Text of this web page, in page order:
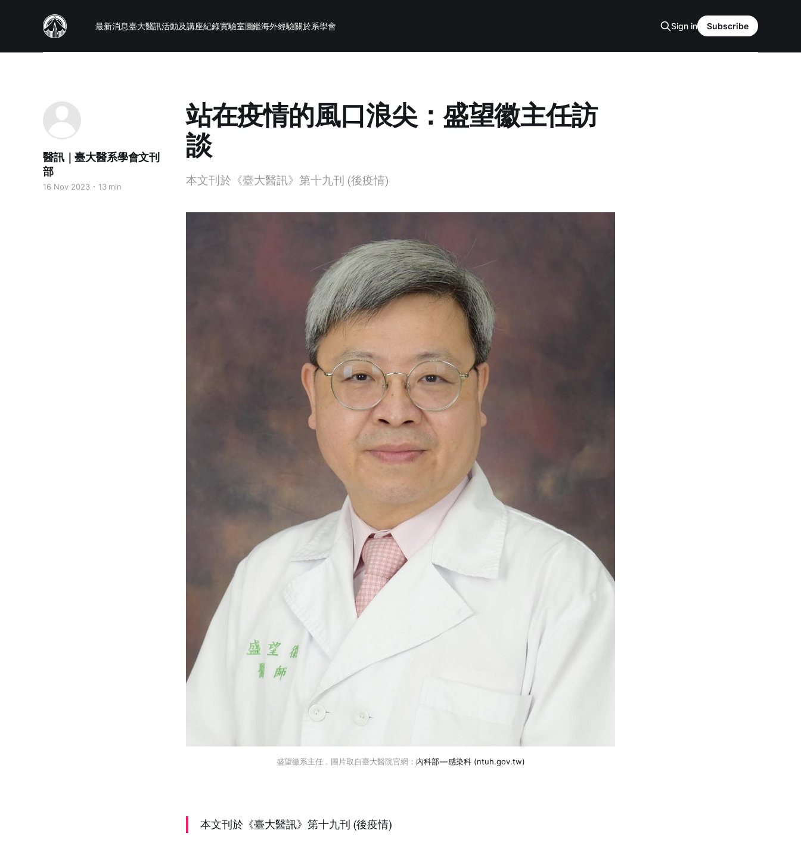
最新消息臺大醫訊活動及講座紀錄實驗室圖鑑海外經驗關於系學會 Sign in Subscribe
站在疫情的風口浪尖：盛望徽主任訪
談
本文刊於《臺大醫訊》第十九刊 (後疫情)
醫訊｜臺大醫系學會文刊
部
16 Nov 2023 13 min
盛望徽系主任，圖片取自臺大醫院官網： 內科部 — 感染科 (ntuh.gov.tw)
本文刊於《臺大醫訊》第十九刊 (後疫情)